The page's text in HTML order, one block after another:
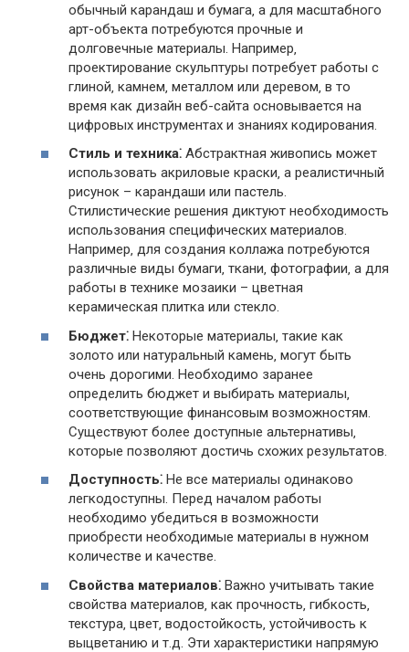
обычный карандаш и бумага‚ а для масштабного
арт-объекта потребуются прочные и
долговечные материалы. Например‚
проектирование скульптуры потребует работы с
глиной‚ камнем‚ металлом или деревом‚ в то
время как дизайн веб-сайта основывается на
цифровых инструментах и знаниях кодирования.
Стиль и техника⁚ Абстрактная живопись может
использовать акриловые краски‚ а реалистичный
рисунок – карандаши или пастель.
Стилистические решения диктуют необходимость
использования специфических материалов.
Например‚ для создания коллажа потребуются
различные виды бумаги‚ ткани‚ фотографии‚ а для
работы в технике мозаики – цветная
керамическая плитка или стекло.
Бюджет⁚ Некоторые материалы‚ такие как
золото или натуральный камень‚ могут быть
очень дорогими. Необходимо заранее
определить бюджет и выбирать материалы‚
соответствующие финансовым возможностям.
Существуют более доступные альтернативы‚
которые позволяют достичь схожих результатов.
Доступность⁚ Не все материалы одинаково
легкодоступны. Перед началом работы
необходимо убедиться в возможности
приобрести необходимые материалы в нужном
количестве и качестве.
Свойства материалов⁚ Важно учитывать такие
свойства материалов‚ как прочность‚ гибкость‚
текстура‚ цвет‚ водостойкость‚ устойчивость к
выцветанию и т.д. Эти характеристики напрямую